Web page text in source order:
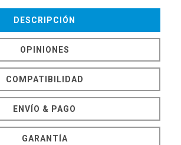
DESCRIPCIÓN
OPINIONES
COMPATIBILIDAD
ENVÍO & PAGO
GARANTÍA